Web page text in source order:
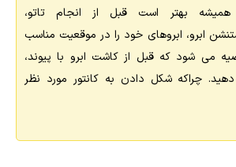
همیشه بهتر است قبل از انجام تاتو،
ابرو، ابروهای خود را در موقعیت مناسب
می شود که قبل از کاشت ابرو با پیوند،
دهید. چراکه شکل دادن به کانتور مورد نظر